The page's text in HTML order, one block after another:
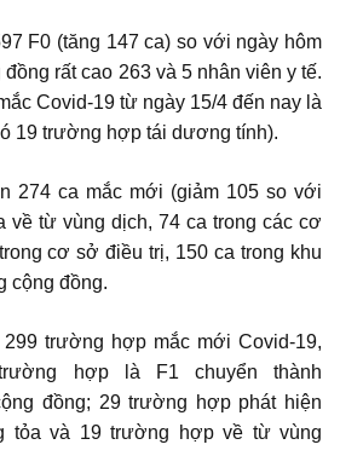
F0 (tăng 147 ca) so với ngày hôm
rất cao 263 và 5 nhân viên y tế.
Covid-19 từ ngày 15/4 đến nay là
19 trường hợp tái dương tính).
274 ca mắc mới (giảm 105 so với
về từ vùng dịch, 74 ca trong các cơ
cơ sở điều trị, 150 ca trong khu
cộng đồng.
trường hợp mắc mới Covid-19,
hợp là F1 chuyển thành
đồng; 29 trường hợp phát hiện
tỏa và 19 trường hợp về từ vùng